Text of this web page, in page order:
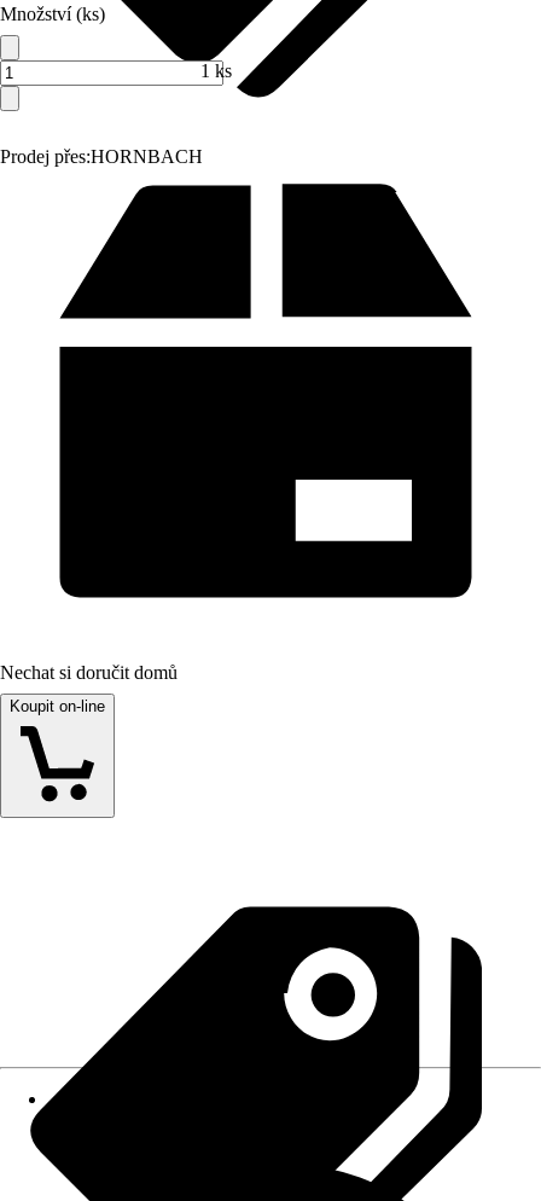
Prodej přes:HORNBACH
Množství (ks)
1 ks
Nechat si doručit domů
Koupit on-line